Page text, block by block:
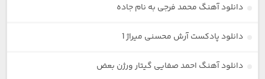
دانلود آهنگ محمد فرجی به نام جاده
دانلود پادکست آرش محسنی میراژ 1
دانلود آهنگ احمد صفایی گیتار ورژن بعض